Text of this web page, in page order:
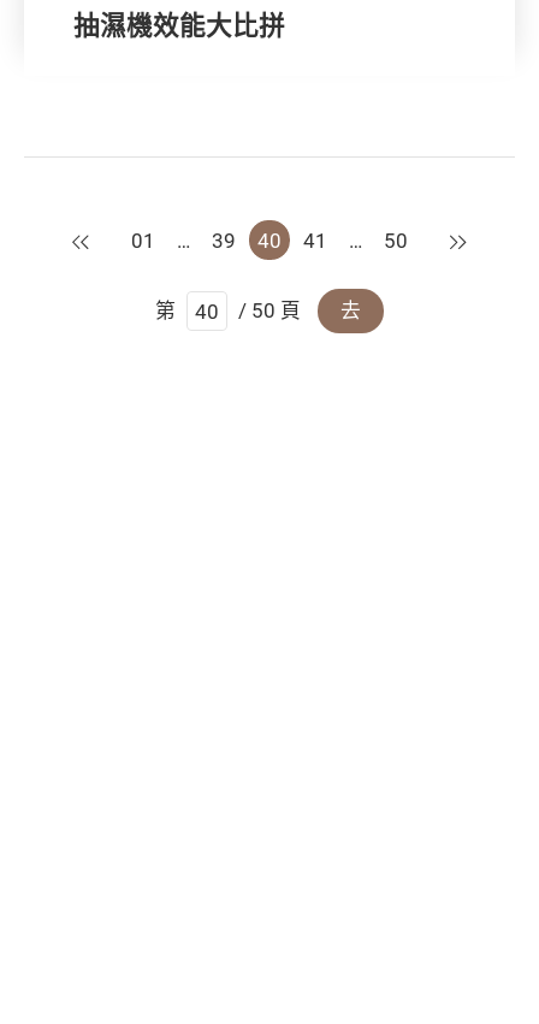
抽濕機效能大比拼
上一頁
01 … 39 40 41 … 50 下一頁
第 / 50 頁 去